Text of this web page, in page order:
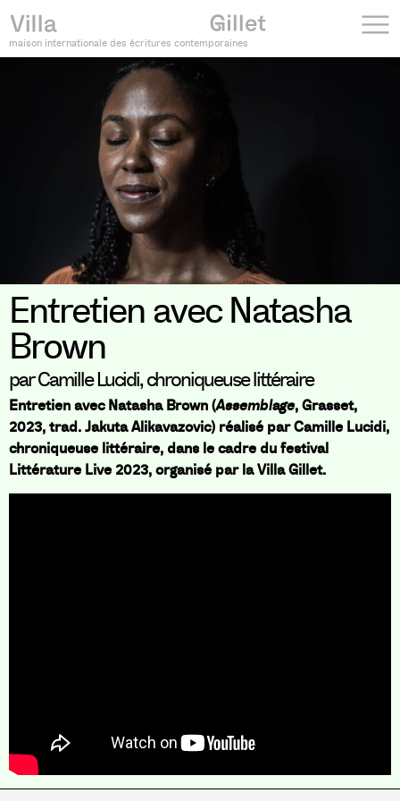
maison internationale des écritures contemporaines
Entretien avec Natasha
Brown
par Camille Lucidi, chroniqueuse littéraire
Entretien avec Natasha Brown (Assemblage, Grasset,
2023, trad. Jakuta Alikavazovic) réalisé par Camille Lucidi,
chroniqueuse littéraire, dans le cadre du festival
Littérature Live 2023, organisé par la Villa Gillet.